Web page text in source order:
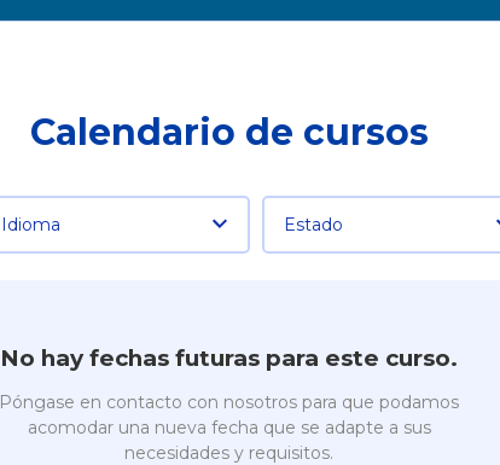
Calendario de cursos
Idioma Estado
No hay fechas futuras para este curso.
Póngase en contacto con nosotros para que podamos
acomodar una nueva fecha que se adapte a sus
necesidades y requisitos.